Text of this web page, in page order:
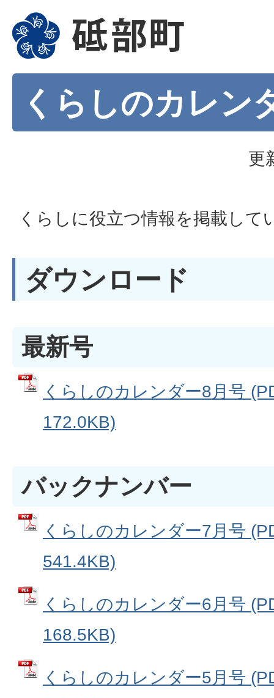
くらしのカレン
更
くらしに役立つ情報を掲載して
ダウンロード
最新号
くらしのカレンダー8月号
172.0KB)
バックナンバー
くらしのカレンダー7月号
541.4KB)
くらしのカレンダー6月号
168.5KB)
くらしのカレンダー5月号